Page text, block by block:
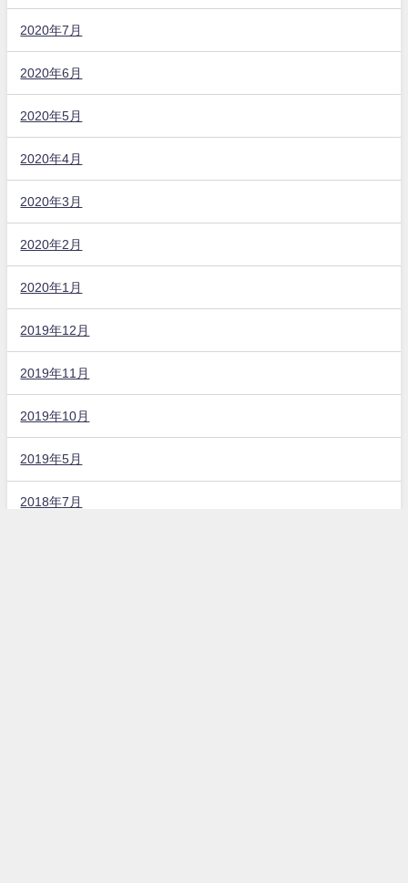
2020年7月
2020年6月
2020年5月
2020年4月
2020年3月
2020年2月
2020年1月
2019年12月
2019年11月
2019年10月
2019年5月
2018年7月